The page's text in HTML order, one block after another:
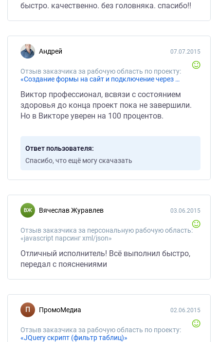
быстро. качественно. без головняка. спасибо!!
Андрей
Отзыв заказчика за рабочую область по проекту:
«Создание формы на сайт и подключение через API к сервису»
07.07.2015
Виктор профессионал, всвязи с состоянием
здоровья до конца проект пока не завершили.
Но в Викторе уверен на 100 процентов.
Ответ пользователя
Спасибо, что ещё могу скачазать
Вячеслав Журавлев
Отзыв заказчика за персональную рабочую область:
«javascript парсинг xml/json»
03.06.2015
Отличный исполнитель! Всё выполнил быстро,
передал с пояснениями
ПромоМедиа
Отзыв заказчика за рабочую область по проекту:
«JQuery скрипт (фильтр таблиц)»
02.06.2015